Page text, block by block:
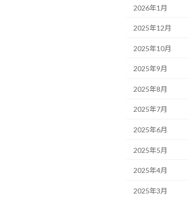
2026年1月
2025年12月
2025年10月
2025年9月
2025年8月
2025年7月
2025年6月
2025年5月
2025年4月
2025年3月